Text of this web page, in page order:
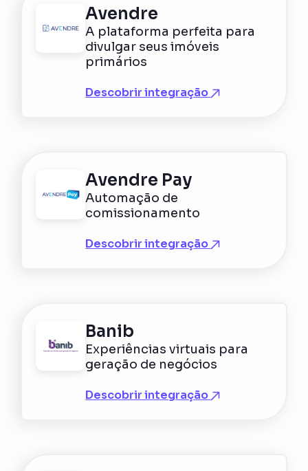
Avendre
A plataforma perfeita para
divulgar seus imóveis
primários
Descobrir integração
Avendre Pay
Automação de
comissionamento
Descobrir integração
Banib
Experiências virtuais para
geração de negócios
Descobrir integração